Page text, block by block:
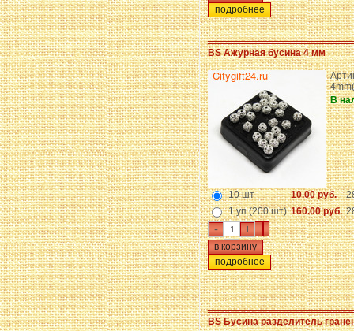
подробнее
BS Ажурная бусина 4 мм
В
10 шт 10.00 руб.
1 уп (200 шт) 160.00 руб.
- +
подробнее
BS Бусина разделитель